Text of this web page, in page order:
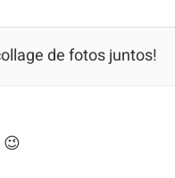
de fotos juntos!